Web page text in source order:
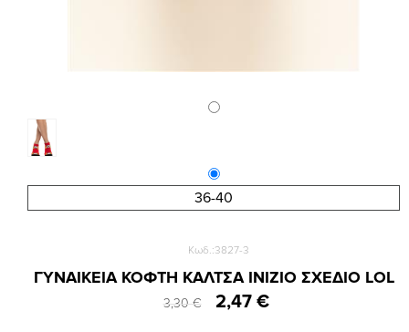
36-40
Κωδ.:3827-3
ΓΥΝΑΙΚΕΙΑ ΚΟΦΤΗ ΚΑΛΤΣΑ INIZIO ΣΧΕΔΙΟ LOL
3,30 € 2,47 €